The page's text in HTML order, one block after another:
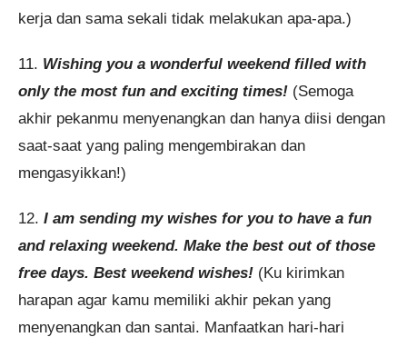
kerja dan sama sekali tidak melakukan apa-apa.)
11. Wishing you a wonderful weekend filled with
only the most fun and exciting times! (Semoga
akhir pekanmu menyenangkan dan hanya diisi dengan
saat-saat yang paling mengembirakan dan
mengasyikkan!)
12. I am sending my wishes for you to have a fun
and relaxing weekend. Make the best out of those
free days. Best weekend wishes! (Ku kirimkan
harapan agar kamu memiliki akhir pekan yang
menyenangkan dan santai. Manfaatkan hari-hari